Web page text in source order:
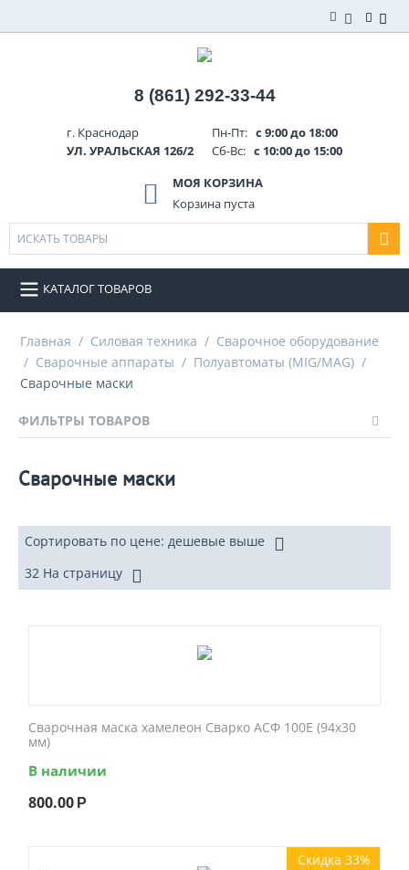
8 (861) 292-33-44
г. Краснодар
УЛ. УРАЛЬСКАЯ 126/2
Пн-Пт: с 9:00 до 18:00
Сб-Вс: с 10:00 до 15:00
МОЯ КОРЗИНА
Корзина пуста
КАТАЛОГ ТОВАРОВ
Главная / Силовая техника / Сварочное оборудование
/ Сварочные аппараты / Полуавтоматы (MIG/MAG) /
Сварочные маски
ФИЛЬТРЫ ТОВАРОВ
Сварочные маски
Сортировать по цене: дешевые выше
32 На страницу
Сварочная маска хамелеон Сварко АСФ 100Е (94x30
мм)
В наличии
800.00 Р
Скидка 33%